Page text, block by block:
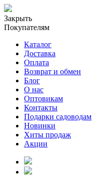
Закрыть
Покупателям
Каталог
Доставка
Оплата
Возврат и обмен
Блог
О нас
Оптовикам
Контакты
Подарки садоводам
Новинки
Хиты продаж
Акции